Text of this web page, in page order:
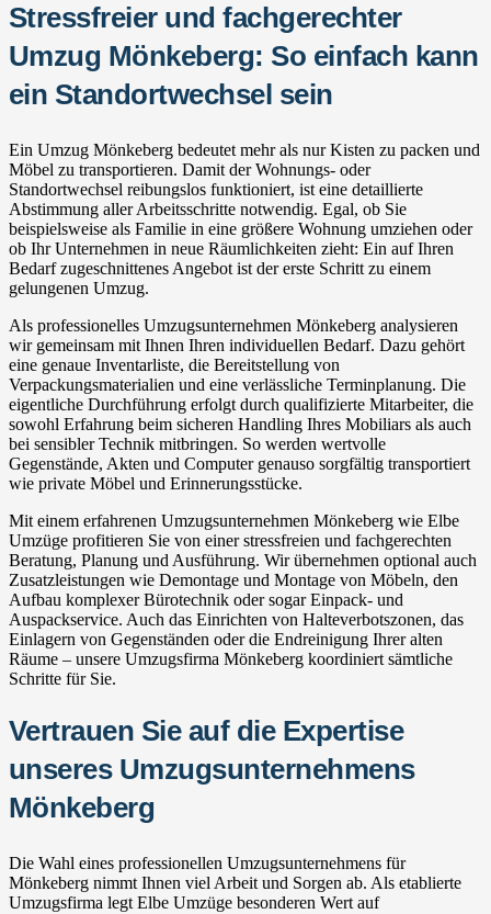
Stressfreier und fachgerechter
Umzug Mönkeberg: So einfach kann
ein Standortwechsel sein
Ein Umzug Mönkeberg bedeutet mehr als nur Kisten zu packen und
Möbel zu transportieren. Damit der Wohnungs- oder
Standortwechsel reibungslos funktioniert, ist eine detaillierte
Abstimmung aller Arbeitsschritte notwendig. Egal, ob Sie
beispielsweise als Familie in eine größere Wohnung umziehen oder
ob Ihr Unternehmen in neue Räumlichkeiten zieht: Ein auf Ihren
Bedarf zugeschnittenes Angebot ist der erste Schritt zu einem
gelungenen Umzug.
Als professionelles Umzugsunternehmen Mönkeberg analysieren
wir gemeinsam mit Ihnen Ihren individuellen Bedarf. Dazu gehört
eine genaue Inventarliste, die Bereitstellung von
Verpackungsmaterialien und eine verlässliche Terminplanung. Die
eigentliche Durchführung erfolgt durch qualifizierte Mitarbeiter, die
sowohl Erfahrung beim sicheren Handling Ihres Mobiliars als auch
bei sensibler Technik mitbringen. So werden wertvolle
Gegenstände, Akten und Computer genauso sorgfältig transportiert
wie private Möbel und Erinnerungsstücke.
Mit einem erfahrenen Umzugsunternehmen Mönkeberg wie Elbe
Umzüge profitieren Sie von einer stressfreien und fachgerechten
Beratung, Planung und Ausführung. Wir übernehmen optional auch
Zusatzleistungen wie Demontage und Montage von Möbeln, den
Aufbau komplexer Bürotechnik oder sogar Einpack- und
Auspackservice. Auch das Einrichten von Halteverbotszonen, das
Einlagern von Gegenständen oder die Endreinigung Ihrer alten
Räume – unsere Umzugsfirma Mönkeberg koordiniert sämtliche
Schritte für Sie.
Vertrauen Sie auf die Expertise
unseres Umzugsunternehmens
Mönkeberg
Die Wahl eines professionellen Umzugsunternehmens für
Mönkeberg nimmt Ihnen viel Arbeit und Sorgen ab. Als etablierte
Umzugsfirma legt Elbe Umzüge besonderen Wert auf